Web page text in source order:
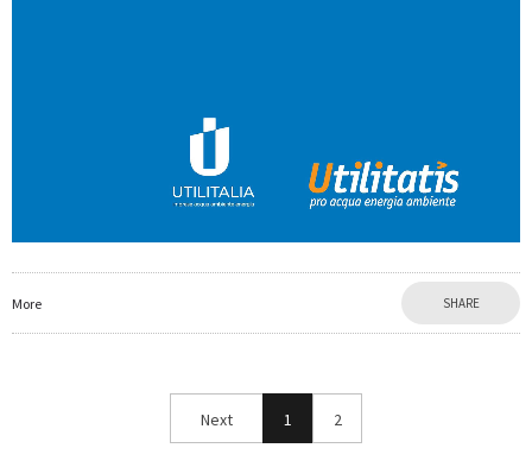
More SHARE
Next 1 2